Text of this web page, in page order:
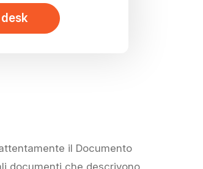
il Documento
documenti che descrivono